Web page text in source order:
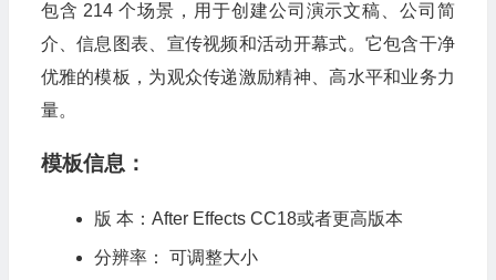
包含 214 个场景，用于创建公司演示文稿、公司简
介、信息图表、宣传视频和活动开幕式。它包含干净
优雅的模板，为观众传递激励精神、高水平和业务力
量。
模板信息：
版 本：After Effects CC18或者更高版本
分辨率： 可调整大小